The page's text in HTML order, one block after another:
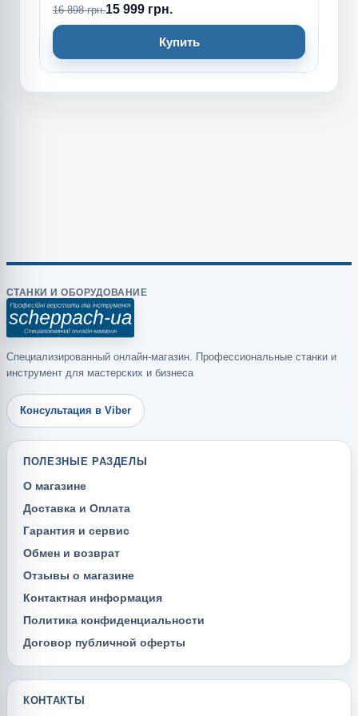
16 898 грн.15 999 грн.
Купить
СТАНКИ И ОБОРУДОВАНИЕ
Специализированный онлайн-магазин. Профессиональные станки и
инструмент для мастерских и бизнеса
Консультация в Viber
ПОЛЕЗНЫЕ РАЗДЕЛЫ
О магазине
Доставка и Оплата
Гарантия и сервис
Обмен и возврат
Отзывы о магазине
Контактная информация
Политика конфиденциальности
Договор публичной оферты
КОНТАКТЫ